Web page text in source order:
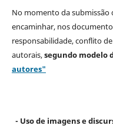
No momento da
encaminhar, nos
responsabilidade, conflito
autorais,segundo modelo
autores"
- Uso de imagens e